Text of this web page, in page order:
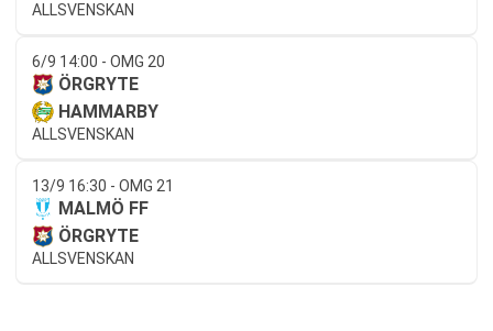
ALLSVENSKAN
6/9 14:00 - OMG 20
ÖRGRYTE
HAMMARBY
ALLSVENSKAN
13/9 16:30 - OMG 21
MALMÖ FF
ÖRGRYTE
ALLSVENSKAN